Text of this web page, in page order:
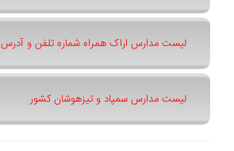
لیست مدارس اراک همراه شماره تلفن و آدرس
لیست مدارس سمپاد و تیزهوشان کشور